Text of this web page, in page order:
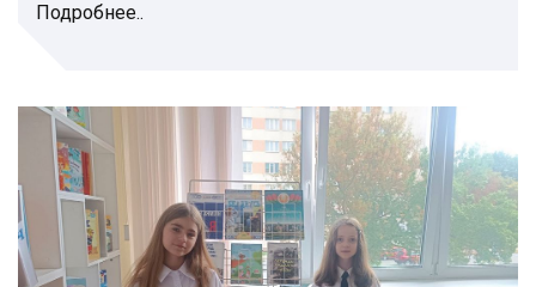
Подробнее..